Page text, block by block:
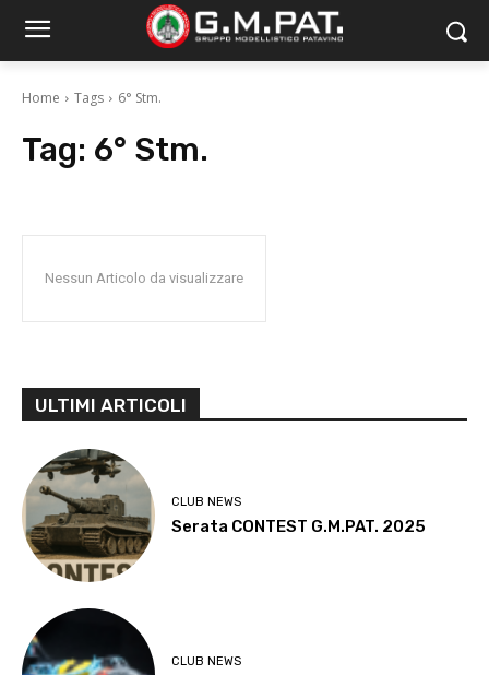
Home Tags 6° Stm.
Tag: 6° Stm.
Nessun Articolo da visualizzare
ULTIMI ARTICOLI
CLUB NEWS
Serata CONTEST G.M.PAT. 2025
CLUB NEWS